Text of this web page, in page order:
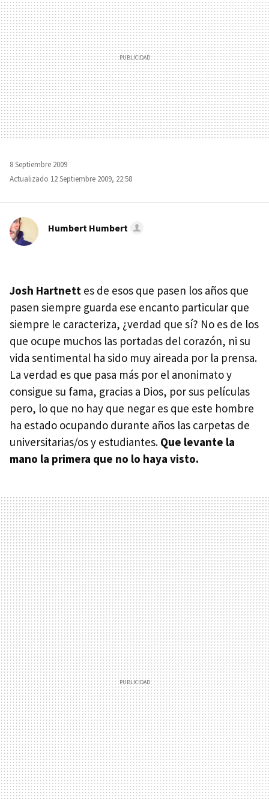
8 Septiembre 2009
Actualizado 12 Septiembre 2009, 22:58
Humbert Humbert
Josh Hartnett es de esos que pasen los años que
pasen siempre guarda ese encanto particular que
siempre le caracteriza, ¿verdad que sí? No es de los
que ocupe muchos las portadas del corazón, ni su
vida sentimental ha sido muy aireada por la prensa.
La verdad es que pasa más por el anonimato y
consigue su fama, gracias a Dios, por sus películas
pero, lo que no hay que negar es que este hombre
ha estado ocupando durante años las carpetas de
universitarias/os y estudiantes. Que levante la
mano la primera que no lo haya visto.